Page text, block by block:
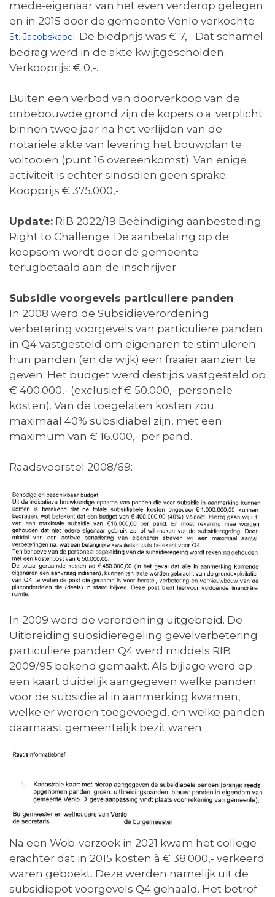
mede-eigenaar van het even verderop gelegen
en in 2015 door de gemeente Venlo verkochte
St. Jacobskapel. De biedprijs was € 7,-. Dat schamel
bedrag werd in de akte kwijtgescholden.
Verkooprijs: € 0,-.
Buiten een verbod van doorverkoop van de
onbebouwde grond zijn de kopers o.a. verplicht
binnen twee jaar na het verlijden van de
notariële akte van levering het bouwplan te
voltooien (punt 16 overeenkomst). Van enige
activiteit is echter sindsdien geen sprake.
Koopprijs € 375.000,-.
Update: RIB 2022/19 Beëindiging aanbesteding
Right to Challenge. De aanbetaling op de
koopsom wordt door de gemeente
terugbetaald aan de inschrijver.
Subsidie voorgevels particuliere panden
In 2008 werd de Subsidieverordening
verbetering voorgevels van particuliere panden
in Q4 vastgesteld om eigenaren te stimuleren
hun panden (en de wijk) een fraaier aanzien te
geven. Het budget werd destijds vastgesteld op
€ 400.000,- (exclusief € 50.000,- personele
kosten). Van de toegelaten kosten zou
maximaal 40% subsidiabel zijn, met een
maximum van € 16.000,- per pand.
Raadsvoorstel 2008/69:
In 2009 werd de verordening uitgebreid. De
Uitbreiding subsidieregeling gevelverbetering
particuliere panden Q4 werd middels RIB
2009/95 bekend gemaakt. Als bijlage werd op
een kaart duidelijk aangegeven welke panden
voor de subsidie al in aanmerking kwamen,
welke er werden toegevoegd, en welke panden
daarnaast gemeentelijk bezit waren.
Na een Wob-verzoek in 2021 kwam het college
erachter dat in 2015 kosten à € 38.000,- verkeerd
waren geboekt. Deze werden namelijk uit de
subsidiepot voorgevels Q4 gehaald. Het betrof